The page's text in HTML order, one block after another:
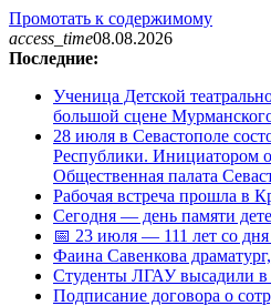
Промотать к содержимому
access_time08.08.2026
Последние:
Ученица Детской
большой сцене
28 июля в Севастополе
Республики. Инициатором
Общественная палата
Рабочая встреча прошла в
Сегодня — день памяти
📅 23 июля — 111 лет со
Фаина Савенкова
Студенты ЛГАУ высадили в
Подписание договора о